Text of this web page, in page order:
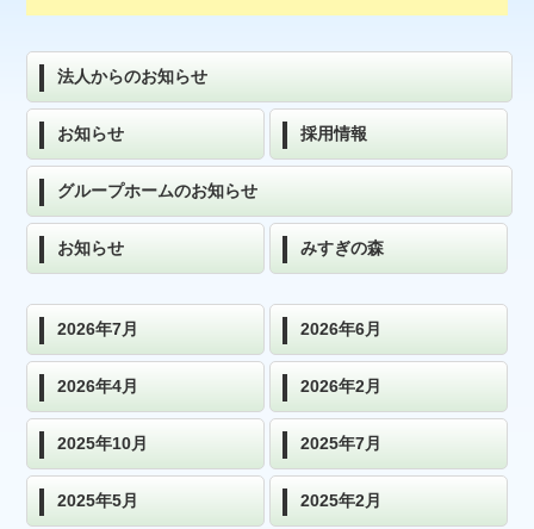
法人からのお知らせ
お知らせ 採用情報
グループホームのお知らせ
お知らせ みすぎの森
2026年7月 2026年6月
2026年4月 2026年2月
2025年10月 2025年7月
2025年5月 2025年2月